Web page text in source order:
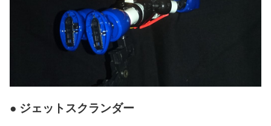
● ジェットスクランダー